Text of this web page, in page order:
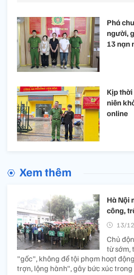
Phá
người,
13 nạn
Kịp
niên
online
Xem thêm
Hà Nội
công,
13/
Chủ
từ sớm,
"gốc", không để tội phạm hoạt
trợn, lộng hành", gây bức xúc